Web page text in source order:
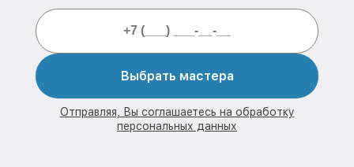
Выбрать мастера
Отправляя, Вы соглашаетесь на обработку
персональных данных